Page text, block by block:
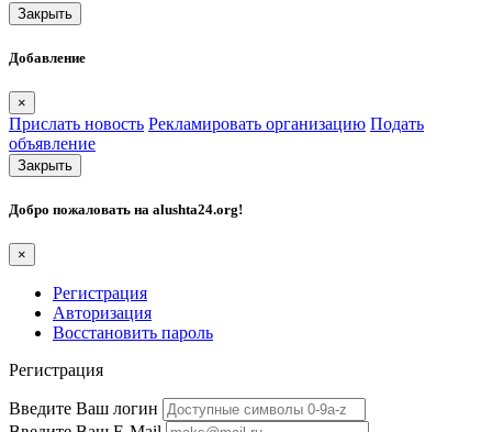
Закрыть
Добавление
×
Прислать новость Рекламировать организацию Подать
объявление
Закрыть
Добро пожаловать на alushta24.org!
×
Регистрация
Авторизация
Восстановить пароль
Регистрация
Введите Ваш логин